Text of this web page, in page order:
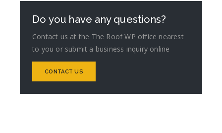
Do you have any questions?
Contact us at the The Roof WP office nearest
to you or submit a business inquiry online
CONTACT US